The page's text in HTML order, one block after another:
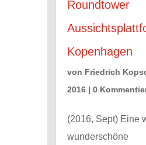
Roundtower
Kopenhagen
von Friedrich
2016| 0
(2016, Sept) Eine
wunderschöne